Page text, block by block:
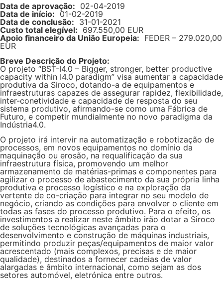
Data de aprovação: 02-04-2019
Data de início: 01-02-2019
Data de conclusão: 31-01-2021
Custo total elegível: 697.550,00 EUR
Apoio financeiro da União Europeia: FEDER – 279.020,00
EUR
Breve Descrição do Projeto:
O projeto “BST-I4.0 – Bigger, stronger, better productive
capacity within I4.0 paradigm” visa aumentar a capacidade
produtiva da Siroco, dotando-a de equipamentos e
infraestruturas capazes de assegurar rapidez, flexibilidade,
inter-conetividade e capacidade de resposta do seu
sistema produtivo, afirmando-se como uma Fábrica de
Futuro, e competir mundialmente no novo paradigma da
Indústria4.0.
O projeto irá intervir na automatização e robotização de
processos, em novos equipamentos no domínio da
maquinação ou erosão, na requalificação da sua
infraestrutura física, promovendo um melhor
armazenamento de matérias-primas e componentes para
agilizar o processo de abastecimento da sua própria linha
produtiva e processo logístico e na exploração da
vertente de co-criação para integrar no seu modelo de
negócio, criando as condições para envolver o cliente em
todas as fases do processo produtivo. Para o efeito, os
investimentos a realizar neste âmbito irão dotar a Siroco
de soluções tecnológicas avançadas para o
desenvolvimento e construção de máquinas industriais,
permitindo produzir peças/equipamentos de maior valor
acrescentado (mais complexos, precisas e de maior
qualidade), destinados a fornecer cadeias de valor
alargadas e âmbito internacional, como sejam as dos
setores automóvel, eletrónica entre outros.